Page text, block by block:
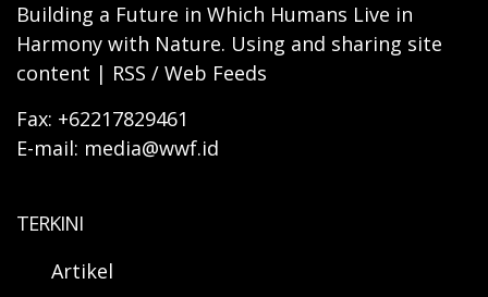
Building a Future in Which Humans Live in
Harmony with Nature. Using and sharing site
content | RSS / Web Feeds
Fax: +62217829461
E-mail: media@wwf.id
TERKINI
Artikel